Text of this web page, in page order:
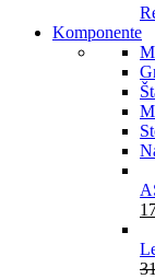
Komponente